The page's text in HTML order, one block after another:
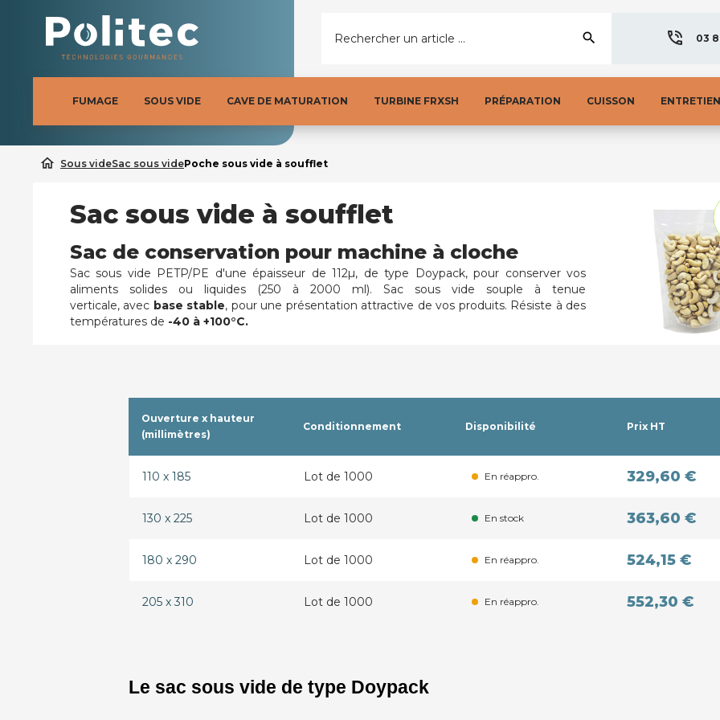
Rechercher un article ... search 03
FUMAGE SOUS VIDE CAVE DE MATURATION TURBINE FRXSH PRÉPARATION CUISSON
home Sous videSac sous videPoche sous vide à soufflet
Sac sous vide à soufflet
Sac de conservation pour machine à cloche
Sac sous vide PETP/PE d'une épaisseur de 112µ, de type Doypack, pour conserver vos
aliments solides ou liquides (250 à 2000 ml). Sac sous vide souple à tenue
verticale, avec base stable, pour une présentation attractive de vos produits. Résiste à des
températures de -40 à +100°C.
Ouverture x hauteur
(millimètres)
Conditionnement Disponibilité Prix HT
110 x 185 Lot de 1000 En réappro. 329,60 €
130 x 225 Lot de 1000 En stock 363,60 €
180 x 290 Lot de 1000 En réappro. 524,15 €
205 x 310 Lot de 1000 En réappro. 552,30 €
Le sac sous vide de type Doypack